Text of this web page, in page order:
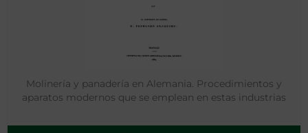
Molinería y panadería en Alemania. Procedimientos y
aparatos modernos que se emplean en estas industrias